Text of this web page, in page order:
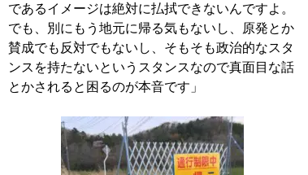
であるイメージは絶対に払拭できないんですよ。
でも、別にもう地元に帰る気もないし、原発とか
賛成でも反対でもないし、そもそも政治的なスタ
ンスを持たないというスタンスなので真面目な話
とかされると困るのが本音です」